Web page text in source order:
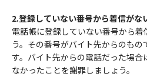
2.登録していない番号から着信がな
電話帳に登録していない番号から
う。その番号がバイト先からのも
す。バイト先からの電話だった場
なかったことを謝罪しましょう。